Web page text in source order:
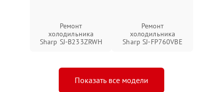
Ремонт
холодильника
Sharp SJ-B233ZRWH
Ремонт
холодильника
Sharp SJ-FP760VBE
Показать все модели